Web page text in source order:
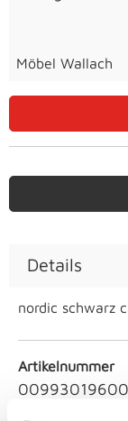
Möbel Wallach
Details
nordic schwarz
Artikelnummer
00993019600